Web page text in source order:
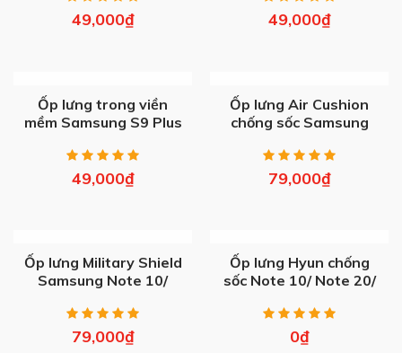
49,000₫ 49,000₫
OUT OF STOCK
Ốp lưng trong viền
mềm Samsung S9 Plus
49,000₫
OUT OF STOCK
Ốp lưng Air Cushion
chống sốc Samsung
79,000₫
OUT OF STOCK
Ốp lưng Military Shield
Samsung Note 10/
79,000₫
OUT OF STOCK
Ốp lưng Hyun chống
sốc Note 10/ Note 20/
hàng
0₫